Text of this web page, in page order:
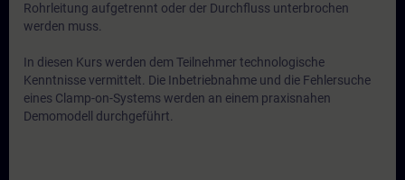
Rohrleitung aufgetrennt oder der Durchfluss unterbrochen
werden muss.
In diesen Kurs werden dem Teilnehmer technologische
Kenntnisse vermittelt. Die Inbetriebnahme und die Fehlersuche
eines Clamp-on-Systems werden an einem praxisnahen
Demomodell durchgeführt.